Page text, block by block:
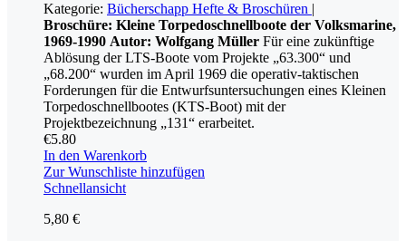
Kategorie: Bücherschapp Hefte & Broschüren |
Broschüre: Kleine Torpedoschnellboote der Volksmarine,
1969-1990 Autor: Wolfgang Müller Für eine zukünftige
Ablösung der LTS-Boote vom Projekte „63.300“ und
„68.200“ wurden im April 1969 die operativ-taktischen
Forderungen für die Entwurfsuntersuchungen eines Kleinen
Torpedoschnellbootes (KTS-Boot) mit der
Projektbezeichnung „131“ erarbeitet.
€5.80
In den Warenkorb
Zur Wunschliste hinzufügen
Schnellansicht
5,80 €